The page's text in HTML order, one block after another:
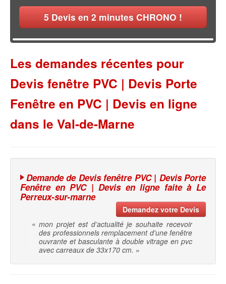
5 Devis en 2 minutes CHRONO !
Les demandes récentes pour
Devis fenêtre PVC | Devis Porte
Fenêtre en PVC | Devis en ligne
dans le Val-de-Marne
Demande de Devis fenêtre PVC | Devis Porte
Fenêtre en PVC | Devis en ligne faite à Le
Perreux-sur-marne
Demandez votre Devis
« mon projet est d’actualité je souhaite recevoir
des professionnels remplacement d'une fenêtre
ouvrante et basculante à double vitrage en pvc
avec carreaux de 33x170 cm. »